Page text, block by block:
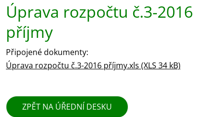
Úprava rozpočtu č.3-2016
příjmy
Připojené dokumenty:
Úprava rozpočtu č.3-2016 příjmy.xls (XLS 34 kB)
ZPĚT NA ÚŘEDNÍ DESKU